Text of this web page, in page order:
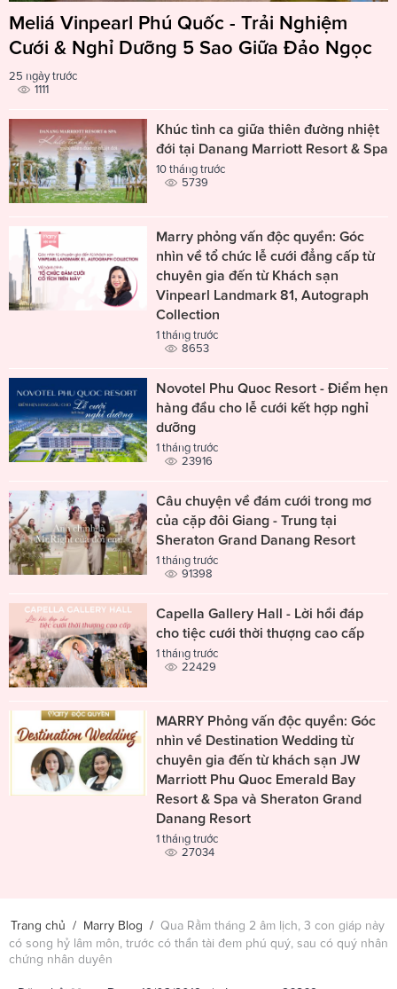
Meliá Vinpearl Phú Quốc - Trải Nghiệm
Cưới & Nghỉ Dưỡng 5 Sao Giữa Đảo Ngọc
25 ngày trước
1111
Khúc tình ca giữa thiên đường nhiệt
đới tại Danang Marriott Resort & Spa
10 tháng trước
5739
Marry phỏng vấn độc quyền: Góc
nhìn về tổ chức lễ cưới đẳng cấp từ
chuyên gia đến từ Khách sạn
Vinpearl Landmark 81, Autograph
Collection
1 tháng trước
8653
Novotel Phu Quoc Resort - Điểm hẹn
hàng đầu cho lễ cưới kết hợp nghỉ
dưỡng
1 tháng trước
23916
Câu chuyện về đám cưới trong mơ
của cặp đôi Giang - Trung tại
Sheraton Grand Danang Resort
1 tháng trước
91398
Capella Gallery Hall - Lời hồi đáp
cho tiệc cưới thời thượng cao cấp
1 tháng trước
22429
MARRY Phỏng vấn độc quyền: Góc
nhìn về Destination Wedding từ
chuyên gia đến từ khách sạn JW
Marriott Phu Quoc Emerald Bay
Resort & Spa và Sheraton Grand
Danang Resort
1 tháng trước
27034
Trang chủ / Marry Blog / Qua Rằm tháng 2 âm lịch, 3 con giáp này
có song hỷ lâm môn, trước có thần tài đem phú quý, sau có quý nhân
chứng nhân duyên